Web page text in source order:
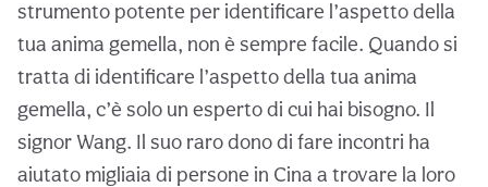
strumento potente per identificare l’aspetto della
tua anima gemella, non è sempre facile. Quando si
tratta di identificare l’aspetto della tua anima
gemella, c’è solo un esperto di cui hai bisogno. Il
signor Wang. Il suo raro dono di fare incontri ha
aiutato migliaia di persone in Cina a trovare la loro